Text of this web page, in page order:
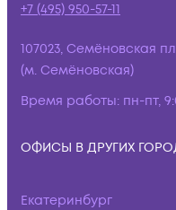
+7 (495) 950-57-11
107023, Семёновская
(м. Семёновская)
Время работы: пн-пт,
ОФИСЫ В ДРУГИХ
Екатеринбург